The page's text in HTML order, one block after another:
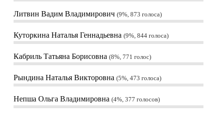
Литвин Вадим Владимирович 9%, 873 голоса
Куторкина Наталья Геннадьевна 9%, 844 голоса
Кабриль Татьяна Борисовна 8%, 771 голос
Рындина Наталья Викторовна 5%, 473 голоса
Непша Ольга Владимировна 4%, 377 голосов